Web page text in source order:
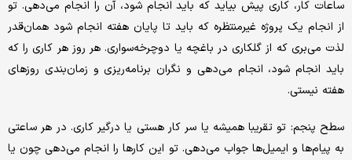
ساعات کار، کاری پیش بیاید که باید انجام شود، آن را انجام می‌دهی. تو
از انجام یک پروژه غیر‌منتظره که باید تا پایان هفته انجام شود همان‌قدر
لذت می‌بری که از گلکاری در باغچه یا دوچرخه‌سواری. هر روز هر کاری را که
باید انجام شود، انجام می‌دهی و نگران برنامه‌ریزی و زمان‌بندی روزهای
هفته نیستی.
سطح پنجم: تو تقریبا همیشه یا سر کار هستی یا درگیر کاری. در هر ساعتی
به پیام‌ها و ایمیل‌ها جواب می‌دهی. تو این کارها را انجام می‌دهی چون یا